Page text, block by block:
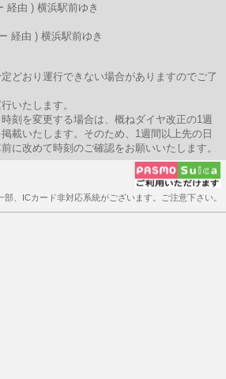
経由 ) 横浜駅前ゆき
経由 ) 横浜駅前ゆき
どおり運行できない場合がありますのでご了
いたします。
刻を変更する場合は、概ねダイヤ改正の1週
載いたします。そのため、1週間以上先の日
に改めて時刻のご確認をお願いいたします。
部、ICカード非対応系統がございます。ご注意下さい。